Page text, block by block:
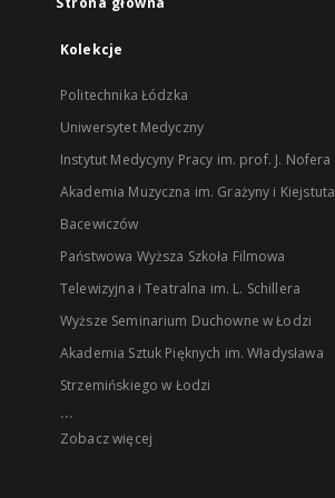
Kolekcje
Politechnika Łódzka
Uniwersytet Medyczny
Instytut Medycyny Pracy im. prof. J. Nofera
Akademia Muzyczna im. Grażyny i Kiejstuta
Bacewiczów
Państwowa Wyższa Szkoła Filmowa
Telewizyjna i Teatralna im. L. Schillera
Wyższe Seminarium Duchowne w Łodzi
Akademia Sztuk Pięknych im. Władysława
Strzemińskiego w Łodzi
...
Zobacz więcej